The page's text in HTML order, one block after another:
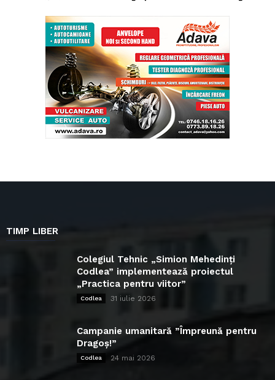
TIMP LIBER
Colegiul Tehnic „Simion Mehedinți
Codlea” implementează proiectul
„Practica pentru viitor”
Codlea 31 iulie 2026
Campanie umanitară ”Împreună pentru
Dragoș!”
Codlea 24 mai 2026